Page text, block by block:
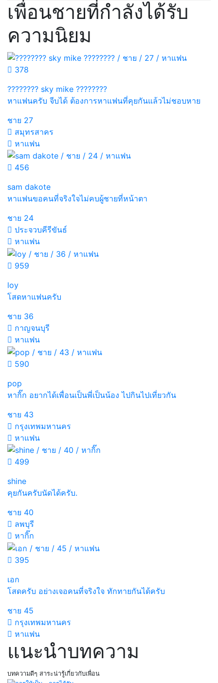
เพื่อนชายที่กำลังได้รับ
ความนิยม
378
???????? sky mike ????????
หาแฟนครับ จีบได้ ต้องการหาแฟนที่คุยกันแล้วไม่ชอบหาย
ชาย 27
สมุทรสาคร
หาแฟน
456
sam dakote
หาแฟนขอคนที่จริงใจไม่คบผู้ชายที่หน้าตา
ชาย 24
ประจวบคีรีขันธ์
หาแฟน
959
loy
โสดหาแฟนครับ
ชาย 36
กาญจนบุรี
หาแฟน
590
pop
หากิ๊ก อยากได้เพื่อนเป็นพี่เป็นน้อง ไปกินไปเที่ยวกัน
ชาย 43
กรุงเทพมหานคร
หาแฟน
499
shine
คุยกันครับนัดได้ครับ.
ชาย 40
ลพบุรี
หากิ๊ก
395
เอก
โสดครับ อย่างเจอคนที่จริงใจ ทักทายกันได้ครับ
ชาย 45
กรุงเทพมหานคร
หาแฟน
แนะนำบทความ
บทความดีๆ สาระน่ารู้เกี่ยวกับเพื่อน